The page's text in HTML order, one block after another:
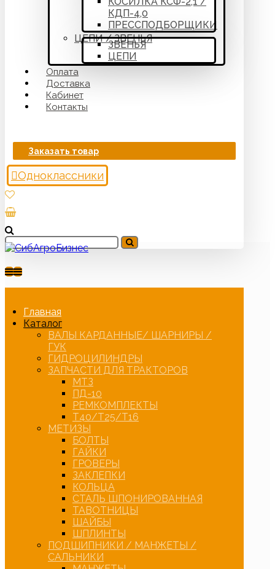
КДП-4,0
ПРЕССПОДБОРЩИКИ
ЦЕПИ / ЗВЕНЬЯ
ЗВЕНЬЯ
ЦЕПИ
Оплата
Доставка
Кабинет
Контакты
Заказать товар
Одноклассники
Главная
Каталог
ВАЛЫ КАРДАННЫЕ/ ШАРНИРЫ /
ГУК
ГИДРОЦИЛИНДРЫ
ЗАПЧАСТИ ДЛЯ ТРАКТОРОВ
МТЗ
ПД-10
РЕМКОМПЛЕКТЫ
Т40/Т25/Т16
МЕТИЗЫ
БОЛТЫ
ГАЙКИ
ГРОВЕРЫ
ЗАКЛЕПКИ
КОЛЬЦА
СТАЛЬ ШПОНИРОВАННАЯ
ТАВОТНИЦЫ
ШАЙБЫ
ШПЛИНТЫ
ПОДШИПНИКИ / МАНЖЕТЫ /
САЛЬНИКИ